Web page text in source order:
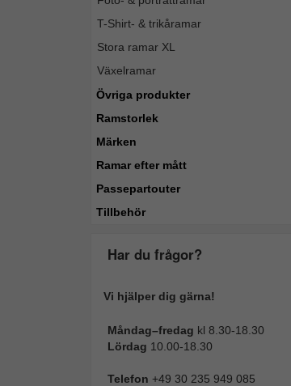
T-Shirt- & trikåramar
Stora ramar XL
Växelramar
Övriga produkter
Ramstorlek
Märken
Ramar efter mått
Passepartouter
Tillbehör
Har du frågor?
Vi hjälper dig gärna!
Måndag–fredag kl 8.30-18.30
Lördag 10.00-18.30
Telefon +49 30 235 949 085